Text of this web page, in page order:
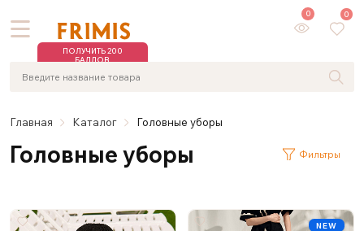
ПОЛУЧИТЬ 200
БАЛЛОВ
0 0
Главная Каталог Головные уборы
Головные уборы Фильтры
NEW